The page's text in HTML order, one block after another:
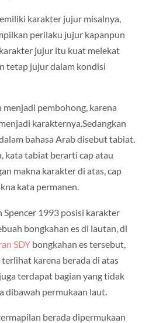
karakter jujur misalnya,
perilaku jujur kapanpun
jujur itu kuat melekat
tetap jujur dalam kondisi
pembohong, karena
karakternya.Sedangkan
bahasa Arab disebut tabiat.
kata tabiat berarti cap atau
makna karakter di atas, cap
kata permanen.
Spencer 1993 posisi karakter
bongkahan es di lautan, di
SDYbongkahan es tersebut,
karena berada di atas
terdapat bagian yang tidak
dibawah permukaan laut.
berada dipermukaan